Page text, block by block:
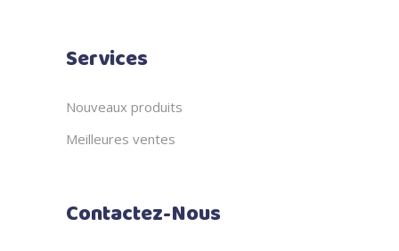
Services
Nouveaux produits
Meilleures ventes
Contactez-Nous